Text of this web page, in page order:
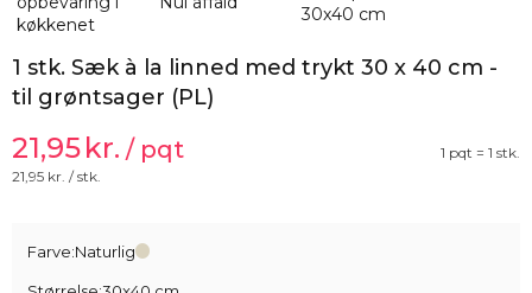
1 stk. Sæk à la linned med trykt 30 x 40 cm -
til grøntsager (PL)
21,95kr. / pqt
1 pqt = 1 stk.
21,95 kr. / stk.
Farve:Naturlig